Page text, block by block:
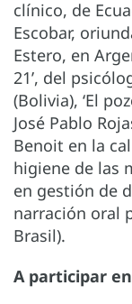
clínico, de
Escobar,
Estero, en
21’, del
(Bolivia), ‘El
José Pablo
Benoit en la
higiene de las
en gestión de
narración oral
Brasil).
A participar